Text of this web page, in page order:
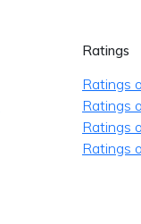
Ratings
Ratings
Ratings
Ratings
Ratings